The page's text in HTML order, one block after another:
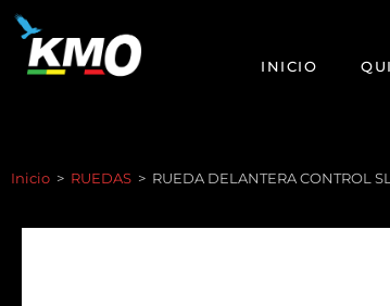
INICIO
Inicio > RUEDAS > RUEDA DELANTERA CONTROL